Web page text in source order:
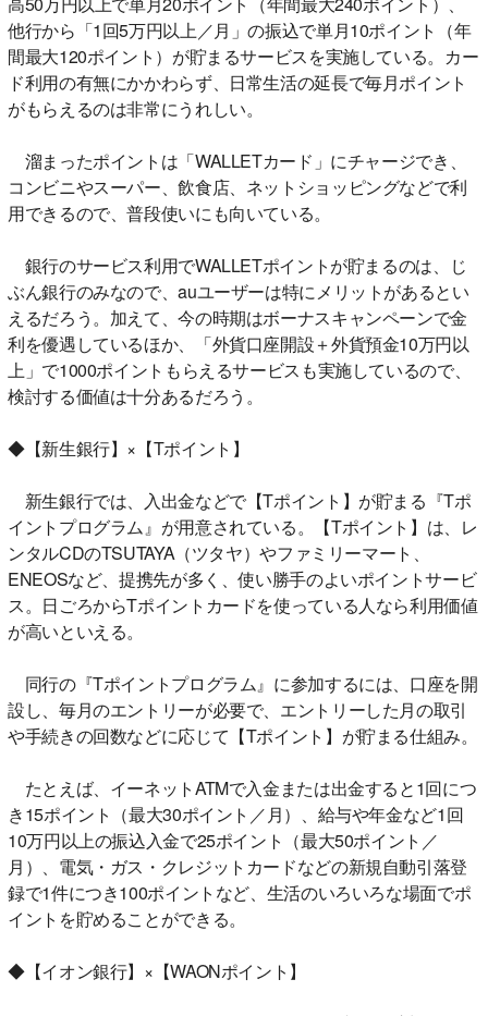
他行から「1回5万円以上／月」の振込で単月10ポイント（年
間最大120ポイント）が貯まるサービスを実施している。カー
ド利用の有無にかかわらず、日常生活の延長で毎月ポイント
がもらえるのは非常にうれしい。
溜まったポイントは「WALLETカード」にチャージでき、
コンビニやスーパー、飲食店、ネットショッピングなどで利
用できるので、普段使いにも向いている。
銀行のサービス利用でWALLETポイントが貯まるのは、じ
ぶん銀行のみなので、auユーザーは特にメリットがあるとい
えるだろう。加えて、今の時期はボーナスキャンペーンで金
利を優遇しているほか、「外貨口座開設＋外貨預金10万円以
上」で1000ポイントもらえるサービスも実施しているので、
検討する価値は十分あるだろう。
◆【新生銀行】×【Tポイント】
新生銀行では、入出金などで【Tポイント】が貯まる『Tポ
イントプログラム』が用意されている。【Tポイント】は、レ
ンタルCDのTSUTAYA（ツタヤ）やファミリーマート、
ENEOSなど、提携先が多く、使い勝手のよいポイントサービ
ス。日ごろからTポイントカードを使っている人なら利用価値
が高いといえる。
同行の『Tポイントプログラム』に参加するには、口座を開
設し、毎月のエントリーが必要で、エントリーした月の取引
や手続きの回数などに応じて【Tポイント】が貯まる仕組み。
たとえば、イーネットATMで入金または出金すると1回につ
き15ポイント（最大30ポイント／月）、給与や年金など1回
10万円以上の振込入金で25ポイント（最大50ポイント／
月）、電気・ガス・クレジットカードなどの新規自動引落登
録で1件につき100ポイントなど、生活のいろいろな場面でポ
イントを貯めることができる。
◆【イオン銀行】×【WAONポイント】